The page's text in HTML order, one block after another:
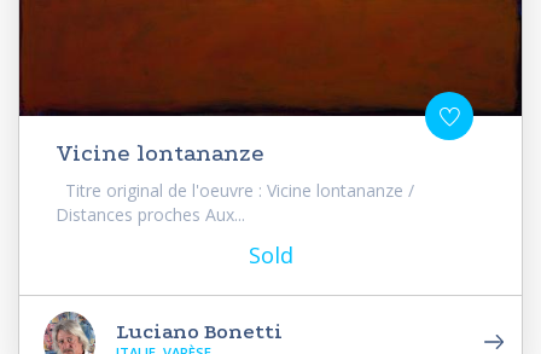
Vicine lontananze
Titre original de l'oeuvre : Vicine lontananze /
Distances proches Aux...
Sold
Luciano Bonetti